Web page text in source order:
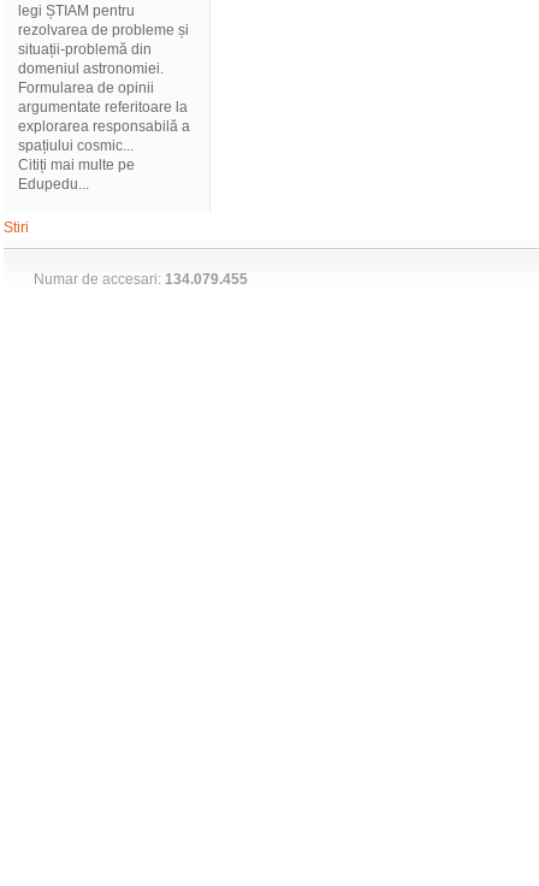
legi ȘTIAM pentru
rezolvarea de probleme și
situații-problemă din
domeniul astronomiei.
Formularea de opinii
argumentate referitoare la
explorarea responsabilă a
spațiului cosmic...
Citiți mai multe pe
Edupedu...
Stiri
Numar de accesari: 134.079.455